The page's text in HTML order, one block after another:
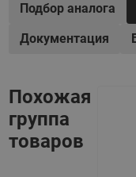
Подбор аналога
Документация
Похожая
группа
товаров